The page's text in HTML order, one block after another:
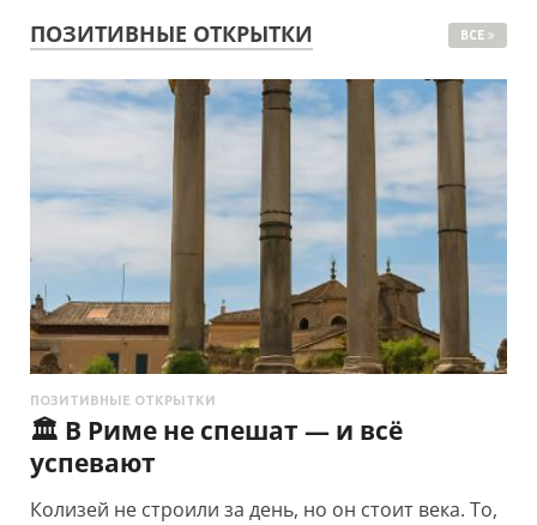
ПОЗИТИВНЫЕ ОТКРЫТКИ ВСЕ
ПОЗИТИВНЫЕ ОТКРЫТКИ
🏛️ В Риме не спешат — и всё
успевают
Колизей не строили за день, но он стоит века. То,